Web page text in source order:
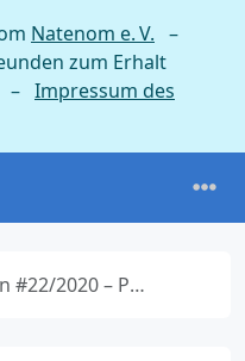
Natenom e. V. –
zum Erhalt
– Impressum des
– Heimsheim – Neuhausen